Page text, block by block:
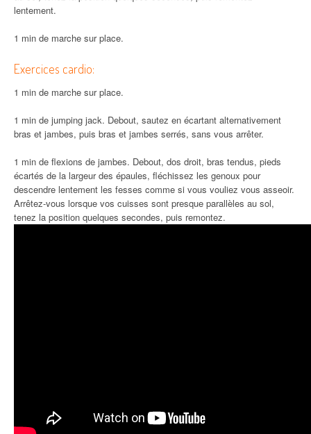
lentement.
1 min de marche sur place.
Exercices cardio:
1 min de marche sur place.
1 min de jumping jack. Debout, sautez en écartant alternativement
bras et jambes, puis bras et jambes serrés, sans vous arrêter.
1 min de flexions de jambes. Debout, dos droit, bras tendus, pieds
écartés de la largeur des épaules, fléchissez les genoux pour
descendre lentement les fesses comme si vous vouliez vous asseoir.
Arrêtez-vous lorsque vos cuisses sont presque parallèles au sol,
tenez la position quelques secondes, puis remontez.